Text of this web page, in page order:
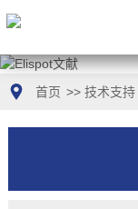
首页 >> 技术支持